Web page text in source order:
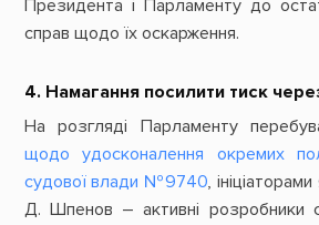
Президента і Парламенту до
справ щодо їх оскарження.
4. Намагання посилити тиск
На розгляді Парламенту
щодо удосконалення окремих
судової влади №9740,
Д. Шпенов – активні розробники